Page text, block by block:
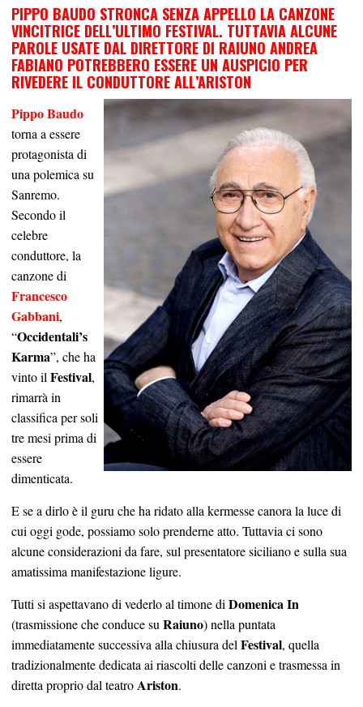
PIPPO BAUDO STRONCA SENZA APPELLO LA CANZONE
VINCITRICE DELL’ULTIMO FESTIVAL. TUTTAVIA ALCUNE
PAROLE USATE DAL DIRETTORE DI RAIUNO ANDREA
FABIANO POTREBBERO ESSERE UN AUSPICIO PER
RIVEDERE IL CONDUTTORE ALL’ARISTON
Pippo Baudo
torna a essere
protagonista di
una polemica su
Sanremo.
Secondo il
celebre
conduttore, la
canzone di
Francesco
Gabbani,
“Occidentali’s
Karma”, che ha
vinto ilFestival,
rimarrà in
classifica per soli
tre mesi prima di
essere
dimenticata.
E se a dirlo è il guru che ha ridato alla kermesse canora la luce di
cui oggi gode, possiamo solo prenderne atto. Tuttavia ci sono
alcune considerazioni da fare, sul presentatore siciliano e sulla sua
amatissima manifestazione ligure.
Tutti si aspettavano di vederlo al timone diDomenica In
(trasmissione che conduce suRaiuno) nella puntata
immediatamente successiva alla chiusura delFestival, quella
tradizionalmente dedicata ai riascolti delle canzoni e trasmessa in
diretta proprio dal teatroAriston.